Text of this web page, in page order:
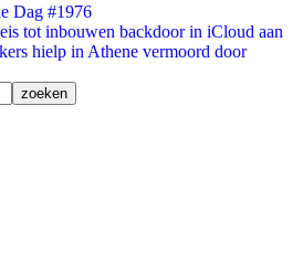
Dag #1976
tot inbouwen backdoor in iCloud aan
hielp in Athene vermoord door